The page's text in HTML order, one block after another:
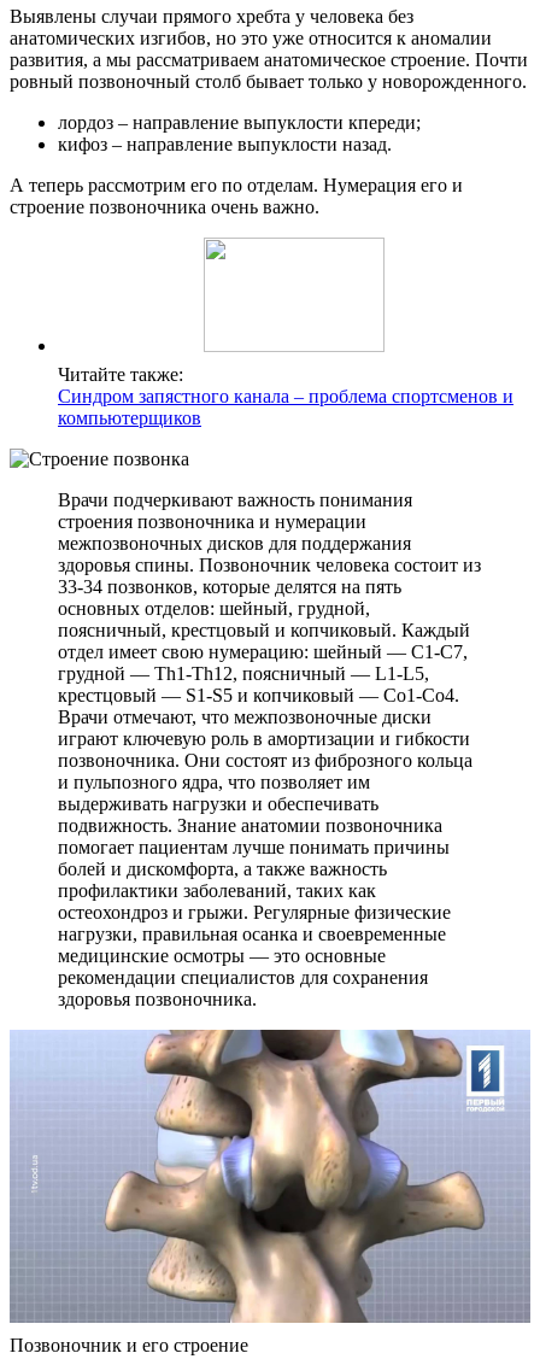
Выявлены случаи прямого хребта у человека без
анатомических изгибов, но это уже относится к аномалии
развития, а мы рассматриваем анатомическое строение. Почти
ровный позвоночный столб бывает только у новорожденного.
лордоз – направление выпуклости кпереди;
кифоз – направление выпуклости назад.
А теперь рассмотрим его по отделам. Нумерация его и
строение позвоночника очень важно.
Читайте также:
Синдром запястного канала – проблема спортсменов и
компьютерщиков
Врачи подчеркивают важность понимания
строения позвоночника и нумерации
межпозвоночных дисков для поддержания
здоровья спины. Позвоночник человека состоит из
33-34 позвонков, которые делятся на пять
основных отделов: шейный, грудной,
поясничный, крестцовый и копчиковый. Каждый
отдел имеет свою нумерацию: шейный — C1-C7,
грудной — Th1-Th12, поясничный — L1-L5,
крестцовый — S1-S5 и копчиковый — Co1-Co4.
Врачи отмечают, что межпозвоночные диски
играют ключевую роль в амортизации и гибкости
позвоночника. Они состоят из фиброзного кольца
и пульпозного ядра, что позволяет им
выдерживать нагрузки и обеспечивать
подвижность. Знание анатомии позвоночника
помогает пациентам лучше понимать причины
болей и дискомфорта, а также важность
профилактики заболеваний, таких как
остеохондроз и грыжи. Регулярные физические
нагрузки, правильная осанка и своевременные
медицинские осмотры — это основные
рекомендации специалистов для сохранения
здоровья позвоночника.
Позвоночник и его строение